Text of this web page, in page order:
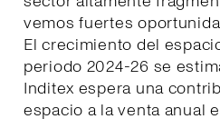
vemos fuertes
El crecimiento del
periodo 2024-26 se
Inditex espera una
espacio a la venta anual